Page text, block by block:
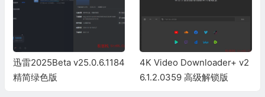
迅雷2025Beta v25.0.6.1184
精简绿色版
4K Video Downloader+ v2
6.1.2.0359 高级解锁版